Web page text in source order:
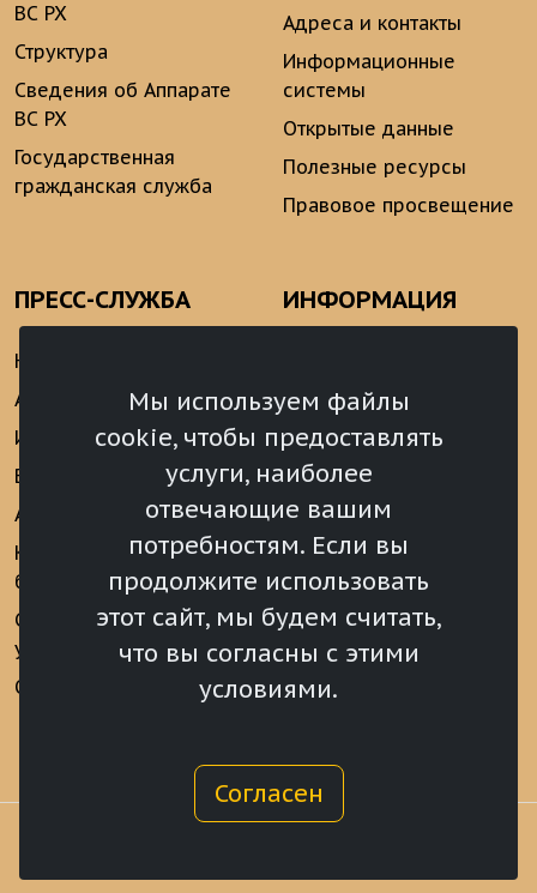
Мы используем файлы
cookie, чтобы предоставлять
услуги, наиболее
отвечающие вашим
потребностям. Если вы
продолжите использовать
этот сайт, мы будем считать,
что вы согласны с этими
условиями.
Согласен
ВС РХ
Структура
Сведения об Аппарате
ВС РХ
Государственная
гражданская служба
Адреса и контакты
Информационные
системы
Открытые данные
Полезные ресурсы
Правовое просвещение
ПРЕСС-СЛУЖБА
Новости
Анонсы
Интервью
Видеоматериалы
Аккредитация
Конкурс «Хрустальный
барс»
Сведения о СМИ
учрежденных ВС РХ
Опросы и голосования
ИНФОРМАЦИЯ
аналитические
материалы
Реализация Послания
Президента РФ
Федеральному
Собранию РФ
Местное
самоуправление
Финансы
Награды